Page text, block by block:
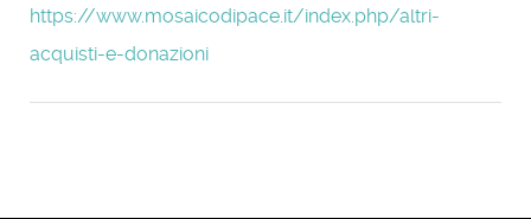
https://www.mosaicodipace.it/index.php/altri-
acquisti-e-donazioni